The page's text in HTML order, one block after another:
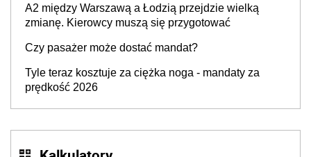
A2 między Warszawą a Łodzią przejdzie wielką
zmianę. Kierowcy muszą się przygotować
Czy pasażer może dostać mandat?
Tyle teraz kosztuje za ciężka noga - mandaty za
prędkość 2026